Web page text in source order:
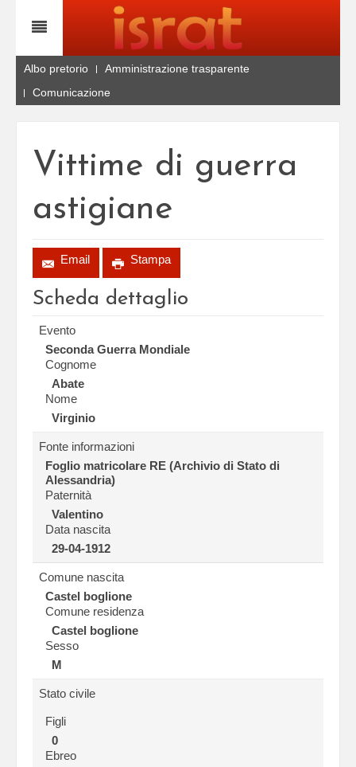
Albo pretorio
Amministrazione trasparente
Comunicazione
Vittime di guerra
astigiane
Email Stampa
Scheda dettaglio
Evento
Seconda Guerra Mondiale
Cognome
Abate
Nome
Virginio
Fonte informazioni
Foglio matricolare RE (Archivio di Stato di
Alessandria)
Paternità
Valentino
Data nascita
29-04-1912
Comune nascita
Castel boglione
Comune residenza
Castel boglione
Sesso
M
Stato civile
Figli
0
Ebreo